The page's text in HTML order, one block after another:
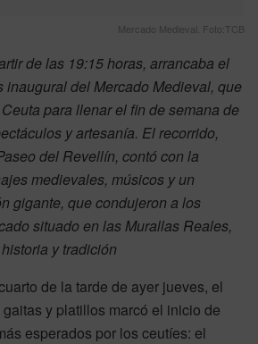
Mercado Medieval. Foto:TCB
de las 19:15 horas, arrancaba el
inaugural del Mercado Medieval, que
para llenar el fin de semana de
y artesanía. El recorrido,
del Revellín, contó con la
medievales, músicos y un
gigante, que condujeron a los
situado en las Murallas Reales,
y tradición
de la tarde de ayer jueves, el
y platillos marcó el inicio de
esperados por los ceutíes: el